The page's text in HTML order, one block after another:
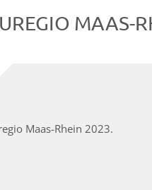
MAAS-
Maas-Rhein 2023.